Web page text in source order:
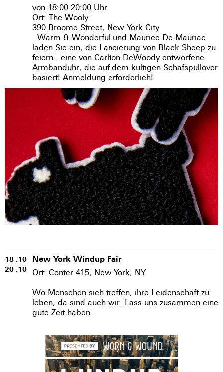
von 18:00-20:00 Uhr
Ort: The Wooly
390 Broome Street, New York City
Warm & Wonderful und Maurice De Mauriac
laden Sie ein, die Lancierung von Black Sheep zu
feiern - eine von Carlton DeWoody entworfene
Armbanduhr, die auf dem kultigen Schafspullover
basiert! Anmeldung erforderlich!
18 .10
20 .10
New York Windup Fair
Ort: Center 415, New York, NY
Wo Menschen sich treffen, ihre Leidenschaft zu
leben, da sind auch wir. Lass uns zusammen eine
gute Zeit haben.